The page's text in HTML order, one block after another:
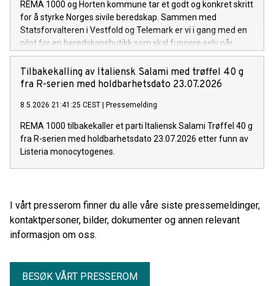
REMA 1000 og Horten kommune tar et godt og konkret skritt
for å styrke Norges sivile beredskap. Sammen med
Statsforvalteren i Vestfold og Telemark er vi i gang med en
pilot for en beredskapsbutikk som skal fungere selv når
samfunnet settes på prøve.
Tilbakekalling av Italiensk Salami med trøffel 40 g
fra R-serien med holdbarhetsdato 23.07.2026
8.5.2026 21:41:25 CEST | Pressemelding
REMA 1000 tilbakekaller et parti Italiensk Salami Trøffel 40 g
fra R-serien med holdbarhetsdato 23.07.2026 etter funn av
Listeria monocytogenes.
I vårt presserom finner du alle våre siste pressemeldinger,
kontaktpersoner, bilder, dokumenter og annen relevant
informasjon om oss.
BESØK VÅRT PRESSEROM